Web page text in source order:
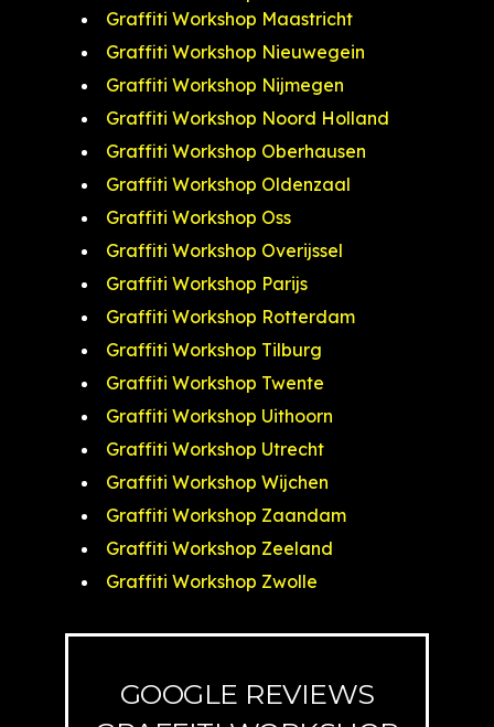
Graffiti Workshop Maastricht
Graffiti Workshop Nieuwegein
Graffiti Workshop Nijmegen
Graffiti Workshop Noord Holland
Graffiti Workshop Oberhausen
Graffiti Workshop Oldenzaal
Graffiti Workshop Oss
Graffiti Workshop Overijssel
Graffiti Workshop Parijs
Graffiti Workshop Rotterdam
Graffiti Workshop Tilburg
Graffiti Workshop Twente
Graffiti Workshop Uithoorn
Graffiti Workshop Utrecht
Graffiti Workshop Wijchen
Graffiti Workshop Zaandam
Graffiti Workshop Zeeland
Graffiti Workshop Zwolle
GOOGLE REVIEWS